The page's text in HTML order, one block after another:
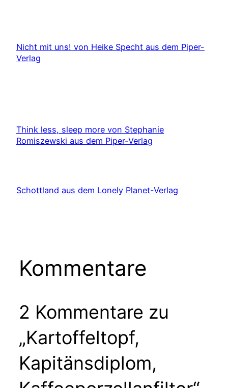
Nicht mit uns! von Heike Specht aus dem Piper-
Verlag
Think less, sleep more von Stephanie
Romiszewski aus dem Piper-Verlag
Schottland aus dem Lonely Planet-Verlag
Kommentare
2 Kommentare zu
„Kartoffeltopf,
Kapitänsdiplom,